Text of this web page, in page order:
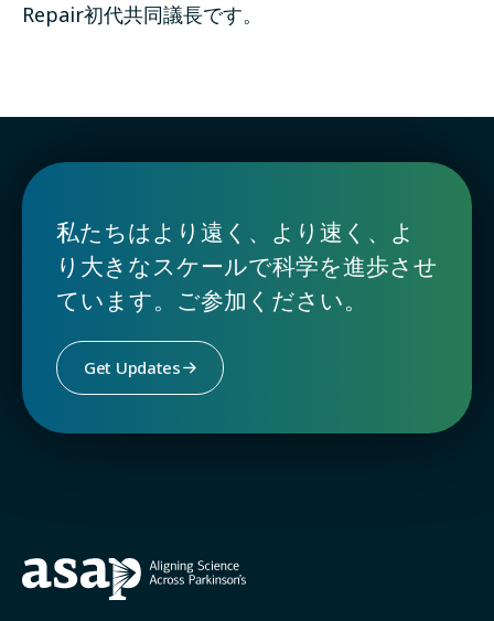
Repair初代共同議長です。
私たちはより遠く、より速く、よ
り大きなスケールで科学を進歩させ
ています。ご参加ください。
Get Updates